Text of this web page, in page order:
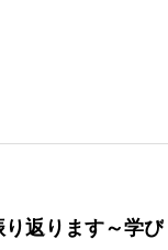
返ります～学び